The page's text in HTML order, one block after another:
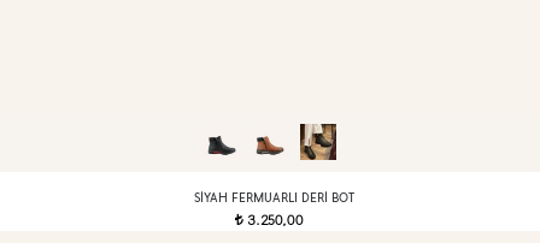
SIYAH FERMUARLI DERI BOT
t3.250,00